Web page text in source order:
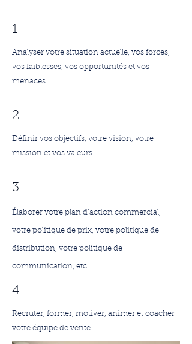
1
Analyser votre situation actuelle, vos forces,
vos faiblesses, vos opportunités et vos
menaces
2
Définir vos objectifs, votre vision, votre
mission et vos valeurs
3
Élaborer votre plan d’action commercial,
votre politique de prix, votre politique de
distribution, votre politique de
communication, etc.
4
Recruter, former, motiver, animer et coacher
votre équipe de vente